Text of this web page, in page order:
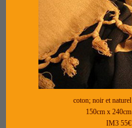
coton; noir et naturel
150cm x 240cm
IM3 55€